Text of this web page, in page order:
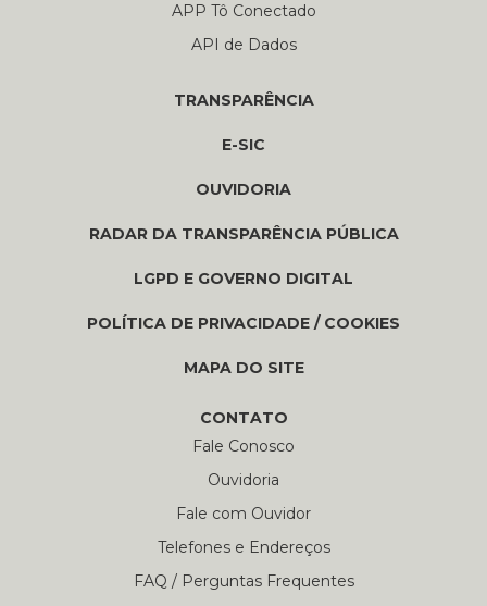
APP Tô Conectado
API de Dados
TRANSPARÊNCIA
E-SIC
OUVIDORIA
RADAR DA TRANSPARÊNCIA PÚBLICA
LGPD E GOVERNO DIGITAL
POLÍTICA DE PRIVACIDADE / COOKIES
MAPA DO SITE
CONTATO
Fale Conosco
Ouvidoria
Fale com Ouvidor
Telefones e Endereços
FAQ / Perguntas Frequentes